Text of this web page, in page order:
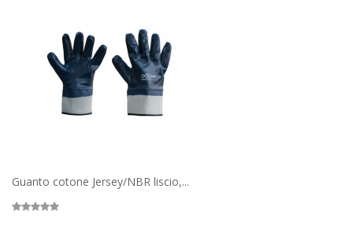
Guanto cotone Jersey/NBR liscio,...